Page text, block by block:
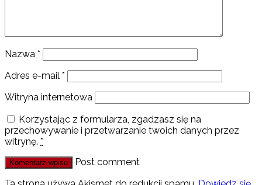
Nazwa *
Adres e-mail *
Witryna internetowa
Korzystając z formularza, zgadzasz się na
przechowywanie i przetwarzanie twoich danych przez
witrynę. *
Post comment